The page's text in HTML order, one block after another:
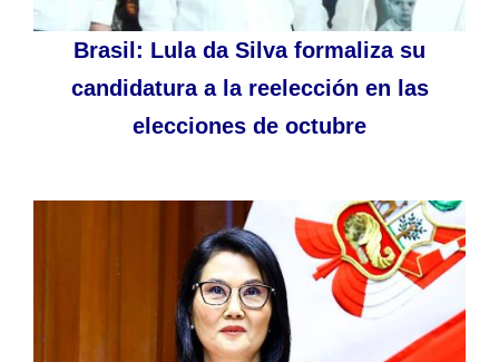
Brasil: Lula da Silva formaliza su
candidatura a la reelección en las
elecciones de octubre